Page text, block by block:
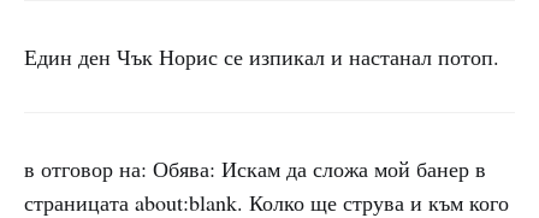
Един ден Чък Норис се изпикал и настанал потоп.
в отговор на: Обява: Искам да сложа мой банер в
страницата about:blank. Колко ще струва и към кого